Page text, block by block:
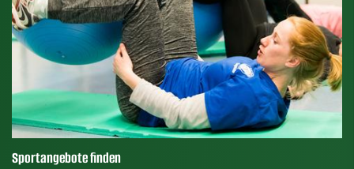
Sportangebote finden